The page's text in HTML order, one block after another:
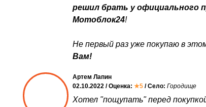
Хотел "пощупать" перед
Артем Лапин
02.10.2022 / Оценка: ★5 / Село: Городище
решил брать у официального
Мотоблок24!
Не первый раз уже покупаю в
Вам!